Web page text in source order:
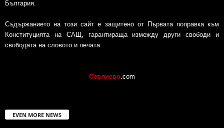
България.
Съдържанието на този сайт е защитено от Първата поправка към
Конституцията на САЩ, гарантираща измежду други свободи и
свободата на словото и печата.
Севлиево .com
EVEN MORE NEWS